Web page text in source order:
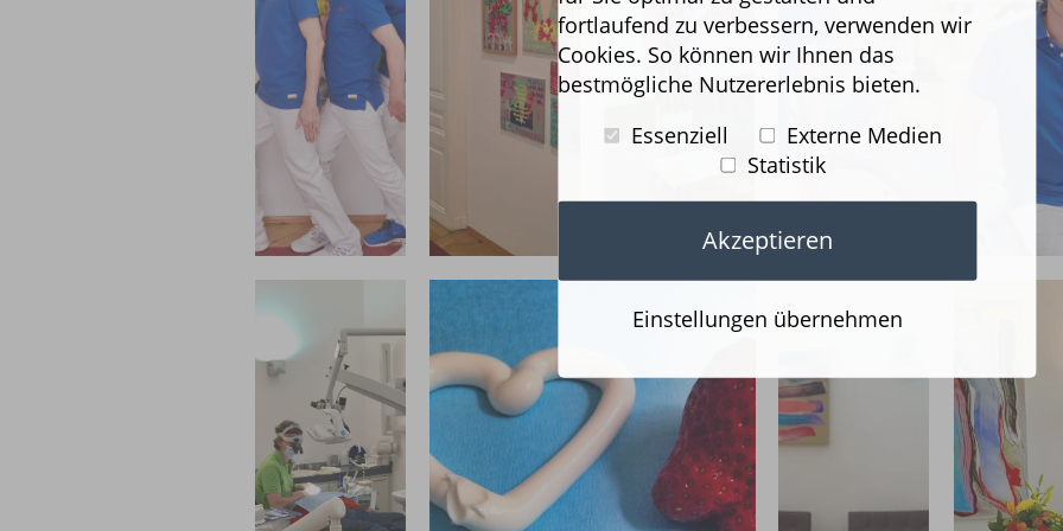
fortlaufend zu verbessern, verwenden wir
Cookies. So können wir Ihnen das
bestmögliche Nutzererlebnis bieten.
Essenziell
Externe Medien
Statistik
Akzeptieren
Einstellungen übernehmen